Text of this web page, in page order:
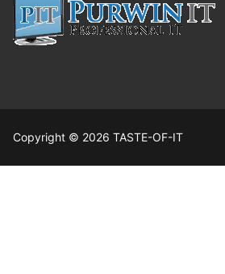
Copyright © 2026 TASTE-OF-IT